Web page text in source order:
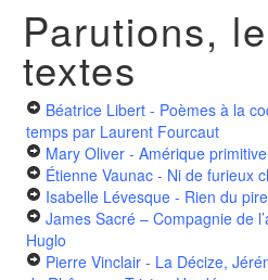
Parutions,
textes
Béatrice Libert - Poèmes à la
temps par Laurent Fourcaut
Mary Oliver - Amérique primitive
Étienne Vaunac - Ni de furieux
Isabelle Lévesque - Rien du pire
James Sacré – Compagnie de
Huglo
Pierre Vinclair - La Décize,